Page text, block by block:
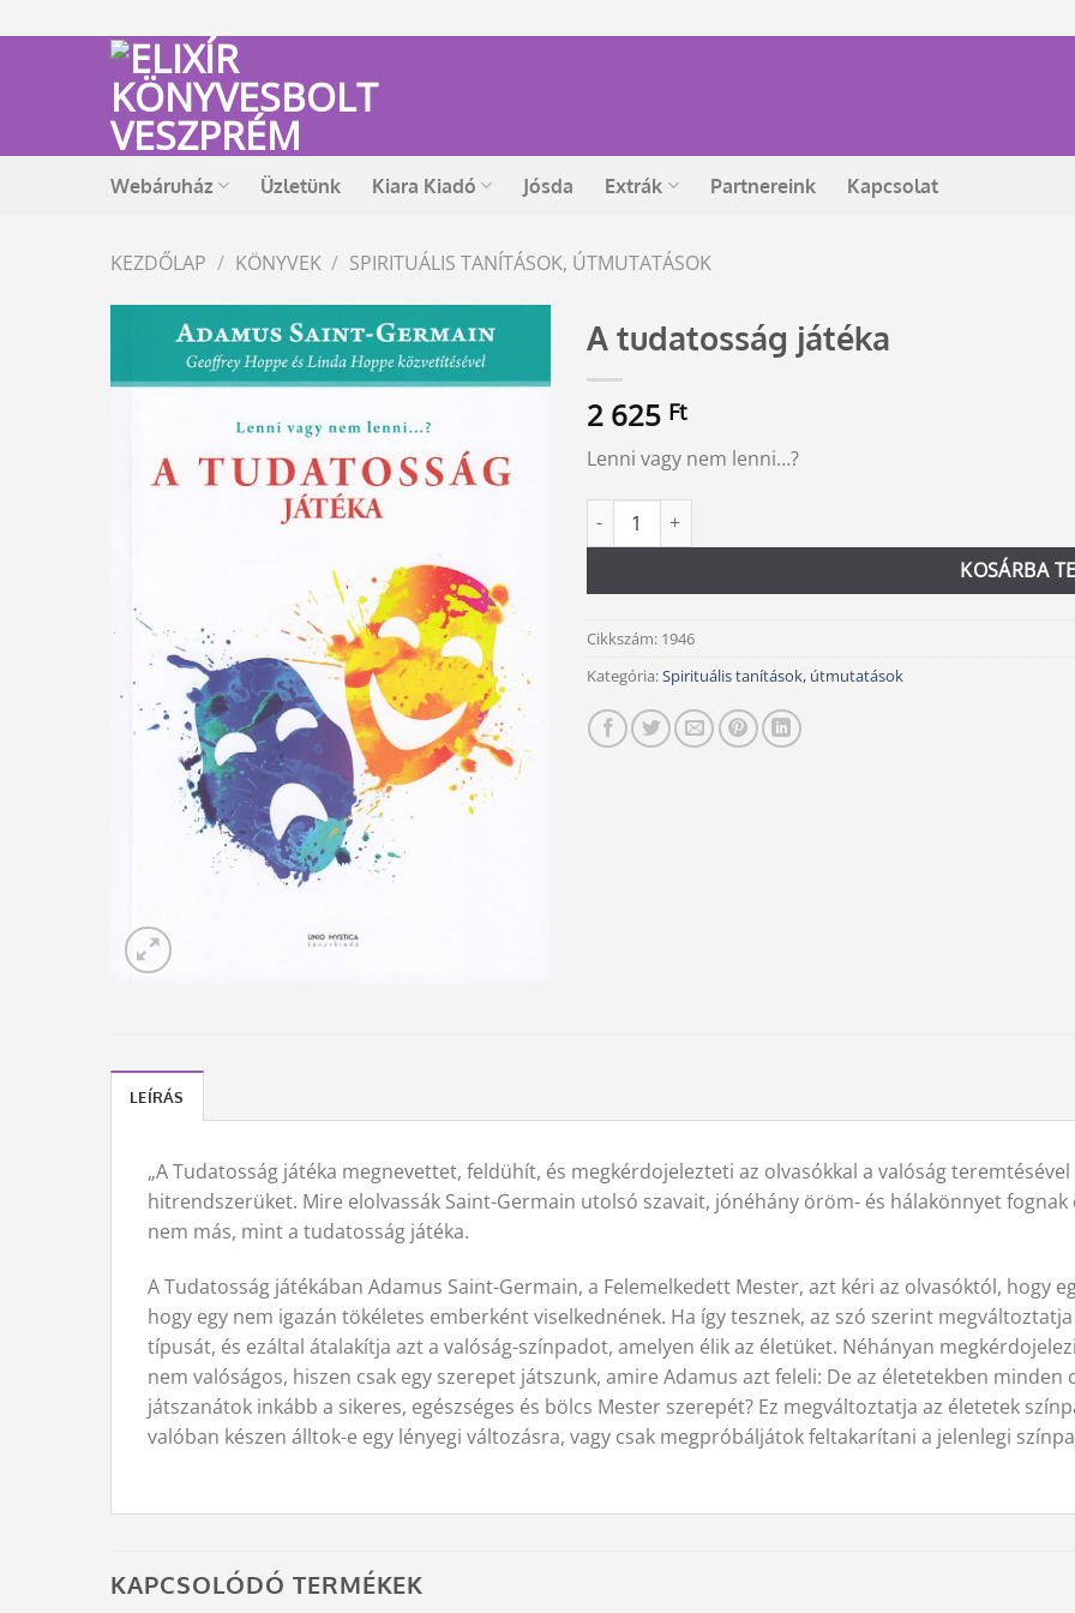
to
Webáruház Üzletünk Kiara Kiadó Jósda Extrák Partnereink Kapcsolat
KEZDŐLAP / KÖNYVEK / SPIRITUÁLIS TANÍTÁSOK, ÚTMUTATÁSOK
A tudatosság játéka
2 625 Ft
Lenni vagy nem lenni…?
A tudatosság játéka mennyiség
KOSÁRBA
Alternative:
Cikkszám: 1946
Kategória:Spirituális tanítások, útmutatások
LEÍRÁS
„A Tudatosság játéka megnevettet, feldühít, és megkérdojelezteti az olvasókkal a valóság
hitrendszerüket. Mire elolvassák Saint-Germain utolsó szavait, jónéhány öröm- és hálakönnyet
nem más, mint a tudatosság játéka.
A Tudatosság játékában Adamus Saint-Germain, a Felemelkedett Mester, azt kéri az olvasóktól, hogy
hogy egy nem igazán tökéletes emberként viselkednének. Ha így tesznek, az szó szerint
típusát, és ezáltal átalakítja azt a valóság-színpadot, amelyen élik az életüket. Néhányan
nem valóságos, hiszen csak egy szerepet játszunk, amire Adamus azt feleli: De az életetekben
játszanátok inkább a sikeres, egészséges és bölcs Mester szerepét? Ez megváltoztatja az életetek
valóban készen álltok-e egy lényegi változásra, vagy csak megpróbáljátok feltakarítani a jelenlegi
KAPCSOLÓDÓ TERMÉKEK